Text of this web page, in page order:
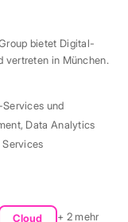
bietet Digital-
vertreten in München.
und
, Data Analytics
Cloud + 2 mehr